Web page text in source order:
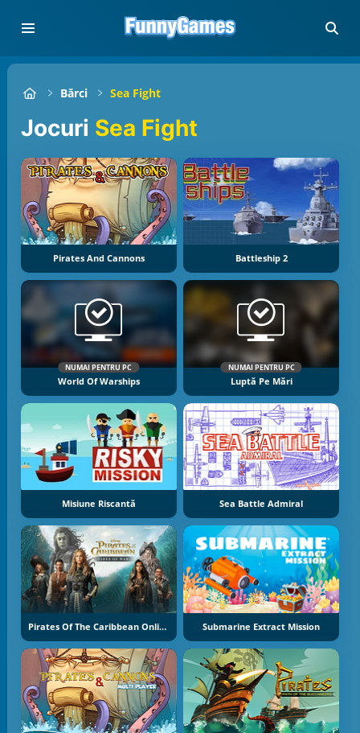
Bărci Sea Fight
jocuri Sea Fight
Pirates And Cannons Battleship 2
NUMAI PENTRU PC
World Of Warships
NUMAI PENTRU PC
Luptă Pe Mări
Misiune Riscantă Sea Battle Admiral
Pirates Of The Caribbean Online Submarine Extract Mission